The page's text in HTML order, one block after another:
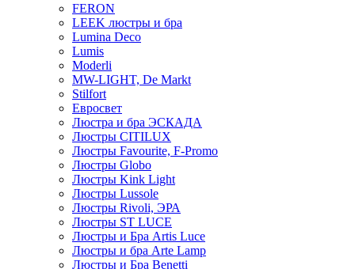
FERON
LEEK люстры и бра
Lumina Deco
Lumis
Moderli
MW-LIGHT, De Markt
Stilfort
Евросвет
Люстра и бра ЭСКАДА
Люстры CITILUX
Люстры Favourite, F-Promo
Люстры Globo
Люстры Kink Light
Люстры Lussole
Люстры Rivoli, ЭРА
Люстры ST LUCE
Люстры и Бра Artis Luce
Люстры и бра Arte Lamp
Люстры и Бра Benetti